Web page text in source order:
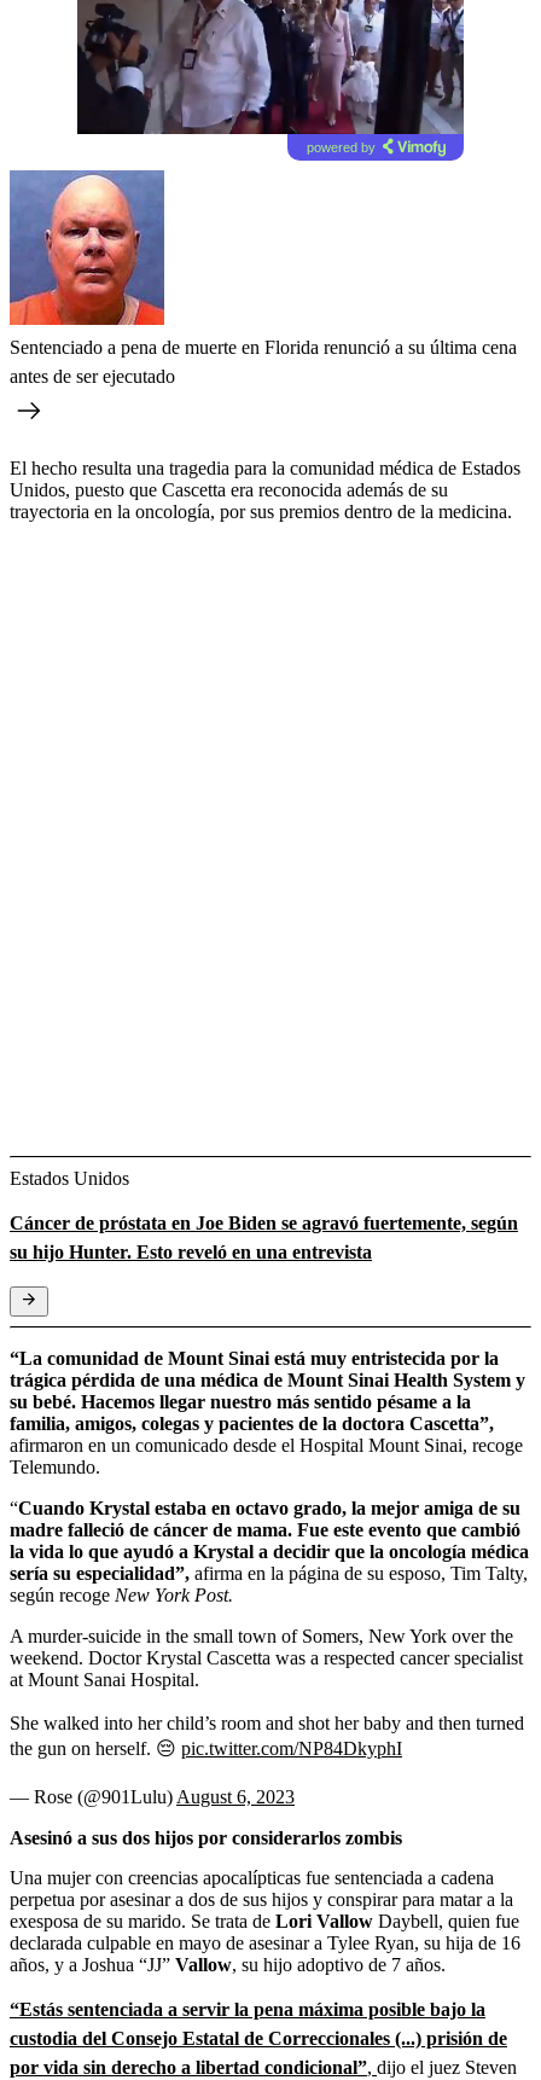
powered by
Sentenciado a pena de muerte en Florida renunció a su última cena
antes de ser ejecutado
El hecho resulta una tragedia para la comunidad médica de Estados
Unidos, puesto que Cascetta era reconocida además de su
trayectoria en la oncología, por sus premios dentro de la medicina.
Estados Unidos
Cáncer de próstata en Joe Biden se agravó fuertemente, según
su hijo Hunter. Esto reveló en una entrevista
“La comunidad de Mount Sinai está muy entristecida por la
trágica pérdida de una médica de Mount Sinai Health System y
su bebé. Hacemos llegar nuestro más sentido pésame a la
familia, amigos, colegas y pacientes de la doctora Cascetta”,
afirmaron en un comunicado desde el Hospital Mount Sinai, recoge
Telemundo.
“Cuando Krystal estaba en octavo grado, la mejor amiga de su
madre falleció de cáncer de mama. Fue este evento que cambió
la vida lo que ayudó a Krystal a decidir que la oncología médica
sería su especialidad”, afirma en la página de su esposo, Tim Talty,
según recoge New York Post.
A murder-suicide in the small town of Somers, New York over the
weekend. Doctor Krystal Cascetta was a respected cancer specialist
at Mount Sanai Hospital.
She walked into her child’s room and shot her baby and then turned
the gun on herself. 😔 pic.twitter.com/NP84DkyphI
— Rose (@901Lulu) August 6, 2023
Asesinó a sus dos hijos por considerarlos zombis
Una mujer con creencias apocalípticas fue sentenciada a cadena
perpetua por asesinar a dos de sus hijos y conspirar para matar a la
exesposa de su marido. Se trata de Lori Vallow Daybell, quien fue
declarada culpable en mayo de asesinar a Tylee Ryan, su hija de 16
años, y a Joshua “JJ” Vallow, su hijo adoptivo de 7 años.
“Estás sentenciada a servir la pena máxima posible bajo la
custodia del Consejo Estatal de Correccionales (...) prisión de
por vida sin derecho a libertad condicional”, dijo el juez Steven